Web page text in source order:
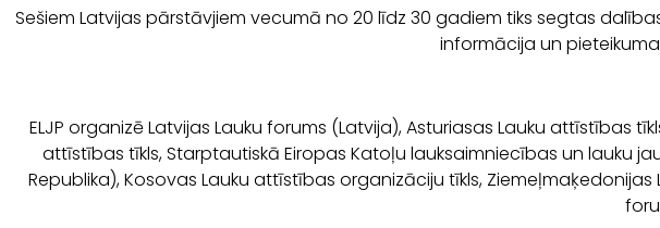
Sešiem Latvijas pārstāvjiem vecumā no 20 līdz 30 gadiem tiks segtas
informācija un
ELJP organizē Latvijas Lauku forums (Latvija), Asturiasas Lauku attīstības
attīstības tīkls, Starptautiskā Eiropas Katoļu lauksaimniecības un lauku
Republika), Kosovas Lauku attīstības organizāciju tīkls,